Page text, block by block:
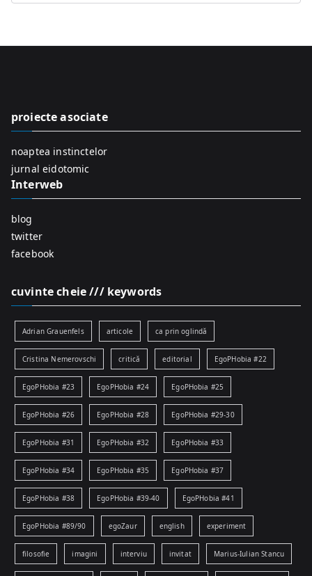
o
proiecte asociate
noaptea instinctelor
jurnal eidotomic
Interweb
blog
twitter
facebook
cuvinte cheie /// keywords
Adrian Grauenfels articole ca prin oglindă
Cristina Nemerovschi critică editorial EgoPHobia #22
EgoPHobia #23 EgoPHobia #24 EgoPHobia #25
EgoPHobia #26 EgoPHobia #28 EgoPHobia #29-30
EgoPHobia #31 EgoPHobia #32 EgoPHobia #33
EgoPHobia #34 EgoPHobia #35 EgoPHobia #37
EgoPHobia #38 EgoPHobia #39-40 EgoPHobia #41
EgoPHobia #89/90 egoZaur english experiment
filosofie imagini interviu invitat Marius-Iulian Stancu